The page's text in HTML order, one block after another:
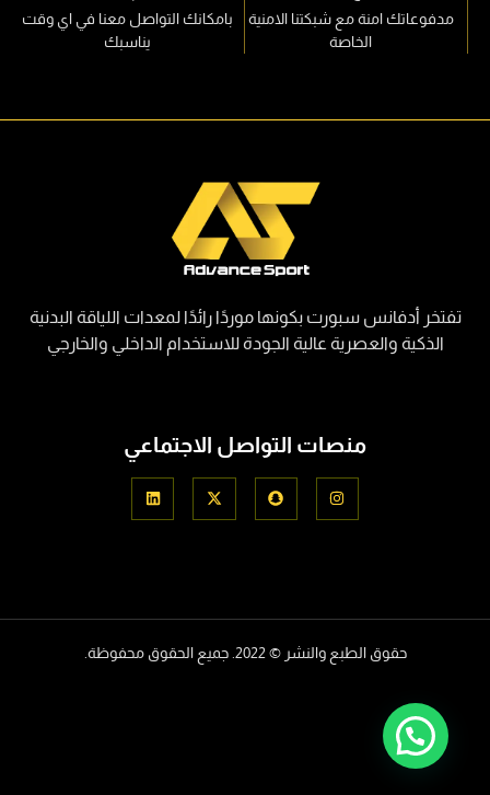
مدفوعاتك امنة مع شبكتنا الامنية
الخاصة
بامكانك التواصل معنا في اي وقت
يناسبك
تفتخر أدفانس سبورت بكونها موردًا رائدًا لمعدات اللياقة البدنية
الذكية والعصرية عالية الجودة للاستخدام الداخلي والخارجي
منصات التواصل الاجتماعي
حقوق الطبع والنشر © 2022. جميع الحقوق محفوظة.